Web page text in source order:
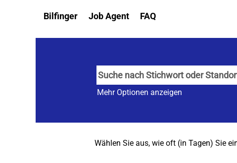
Bilfinger Job Agent FAQ
Alle
Mehr Optionen anzeigen
Wählen Sie aus, wie oft (in Tagen) Sie